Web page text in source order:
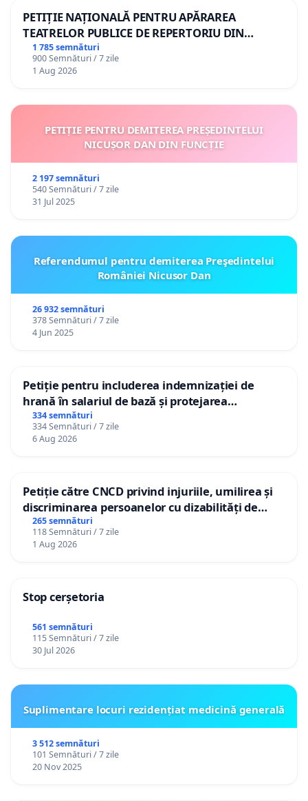
PETIȚIE NAȚIONALĂ PENTRU APĂRAREA
TEATRELOR PUBLICE DE REPERTORIU DIN
ROMÂNIA
1 785 semnături
900 Semnături / 7 zile
1 Aug 2026
PETIȚIE PENTRU DEMITEREA PREȘEDINTELUI
NICUȘOR DAN DIN FUNCȚIE
2 197 semnături
540 Semnături / 7 zile
31 Jul 2025
Referendumul pentru demiterea Preşedintelui
României Nicusor Dan
26 932 semnături
378 Semnături / 7 zile
4 Jun 2025
Petiție pentru includerea indemnizației de
hrană în salariul de bază și protejarea
gradațiilor de vechime pentru asistenții
personali
334 semnături
334 Semnături / 7 zile
6 Aug 2026
Petiție către CNCD privind injuriile, umilirea și
discriminarea persoanelor cu dizabilități de
către utilizatorul TikTok „Gorici”
265 semnături
118 Semnături / 7 zile
1 Aug 2026
Stop cerșetoria
561 semnături
115 Semnături / 7 zile
30 Jul 2026
Suplimentare locuri rezidențiat medicină generală
3 512 semnături
101 Semnături / 7 zile
20 Nov 2025